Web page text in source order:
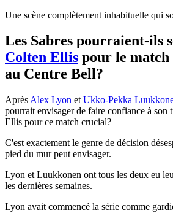
Une scène complètement inhabituelle qui
Les Sabres pourraient-ils
Colten Ellis pour le
au Centre Bell?
Après Alex Lyon et Ukko-Pekka
pourrait envisager de faire confiance à son
Ellis pour ce match crucial?
C'est exactement le genre de décision
pied du mur peut envisager.
Lyon et Luukkonen ont tous les deux eu
les dernières semaines.
Lyon avait commencé la série comme